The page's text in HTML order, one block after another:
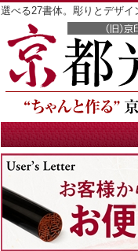
選べる27書体。彫りとデザイ